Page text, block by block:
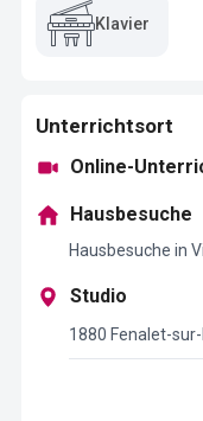
Klavier
Unterrichtsort
Online-
Hausbesuche
Hausbesuche in
Studio
1880 Fenalet-